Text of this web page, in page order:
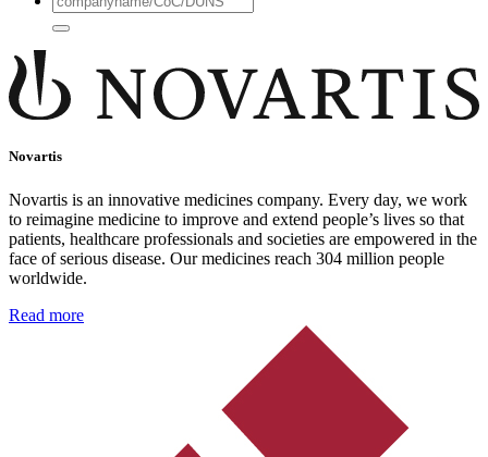
Novartis
Novartis is an innovative medicines company. Every day, we work
to reimagine medicine to improve and extend people’s lives so that
patients, healthcare professionals and societies are empowered in the
face of serious disease. Our medicines reach 304 million people
worldwide.
Read more